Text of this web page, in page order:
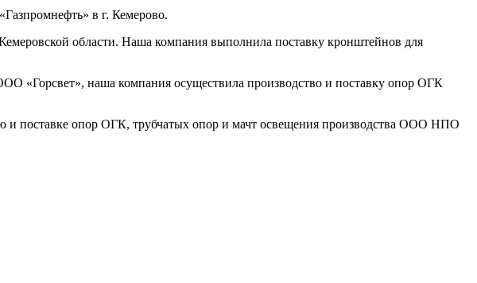
в г. Кемерово.
области. Наша компания выполнила поставку кронштейнов для
«Горсвет», наша компания осуществила производство и поставку опор ОГК
и поставке опор ОГК, трубчатых опор и мачт освещения производства ООО НПО